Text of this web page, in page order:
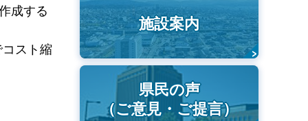
成する
スト縮
施設案内
県民の声
（ご意見・ご提言）